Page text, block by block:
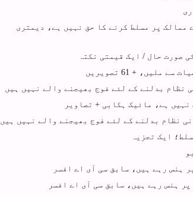
ممالک پر مسلط کرنے کا حق نہیں ہے، دیمتری
صورت حال / ایک قیمتی نکتہ
نظام بدلنے کے لئے فوج بھیجنے والے نہیں ہیں
ہے، مائیک ہکابی + تصاویر
نظام بدلنے کے لئے فوج بھیجنے والے نہیں ہیں
ایک تجزیہ
ہنس رہے ہیں، سابق سی آی اے افسر
ہنس رہے ہیں، سابق سی آی اے افسر